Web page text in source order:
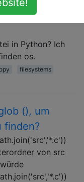
Datei in
in Python? Ich
os.
filesystems
(), um
finden?
von src